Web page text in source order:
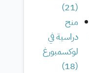
(
21
)
منح
دراسية في
لوكسمبورغ
(
18
)